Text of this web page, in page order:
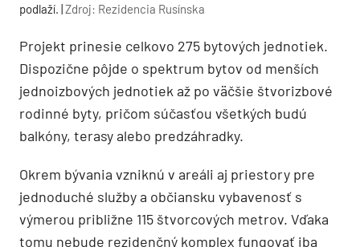
podlaží. |Zdroj: Rezidencia Rusínska
Projekt prinesie celkovo 275 bytových jednotiek.
Dispozične pôjde o spektrum bytov od menších
jednoizbových jednotiek až po väčšie štvorizbové
rodinné byty, pričom súčasťou všetkých budú
balkóny, terasy alebo predzáhradky.
Okrem bývania vzniknú v areáli aj priestory pre
jednoduché služby a občiansku vybavenosť s
výmerou približne 115 štvorcových metrov. Vďaka
tomu nebude rezidenčný komplex fungovať iba